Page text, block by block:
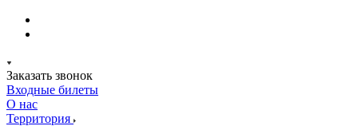
Заказать звонок
Входные билеты
О нас
Территория